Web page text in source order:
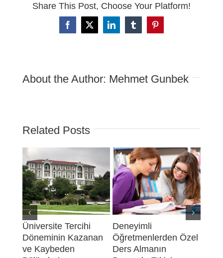
Share This Post, Choose Your Platform!
Facebook
X LinkedInTumblrPinterest
About the Author: Mehmet Gunbek
Related Posts
Üniversite Tercihi
Döneminin Kazanan
ve Kaybeden
Deneyimli
Öğretmenlerden Özel
Ders Almanın